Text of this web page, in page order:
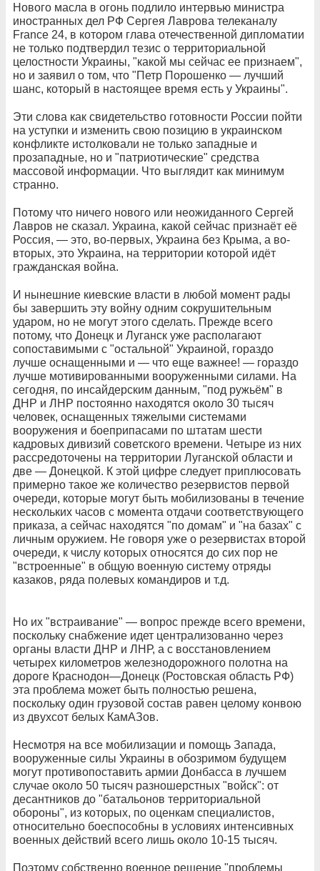
Нового масла в огонь подлило интервью министра
иностранных дел РФ Сергея Лаврова телеканалу
France 24, в котором глава отечественной дипломатии
не только подтвердил тезис о территориальной
целостности Украины, "какой мы сейчас ее признаем",
но и заявил о том, что "Петр Порошенко — лучший
шанс, который в настоящее время есть у Украины".
Эти слова как свидетельство готовности России пойти
на уступки и изменить свою позицию в украинском
конфликте истолковали не только западные и
прозападные, но и "патриотические" средства
массовой информации. Что выглядит как минимум
странно.
Потому что ничего нового или неожиданного Сергей
Лавров не сказал. Украина, какой сейчас признаёт её
Россия, — это, во-первых, Украина без Крыма, а во-
вторых, это Украина, на территории которой идёт
гражданская война.
И нынешние киевские власти в любой момент рады
бы завершить эту войну одним сокрушительным
ударом, но не могут этого сделать. Прежде всего
потому, что Донецк и Луганск уже располагают
сопоставимыми с "остальной" Украиной, гораздо
лучше оснащенными и — что еще важнее! — гораздо
лучше мотивированными вооруженными силами. На
сегодня, по инсайдерским данным, "под ружьём" в
ДНР и ЛНР постоянно находятся около 30 тысяч
человек, оснащенных тяжелыми системами
вооружения и боеприпасами по штатам шести
кадровых дивизий советского времени. Четыре из них
рассредоточены на территории Луганской области и
две — Донецкой. К этой цифре следует приплюсовать
примерно такое же количество резервистов первой
очереди, которые могут быть мобилизованы в течение
нескольких часов с момента отдачи соответствующего
приказа, а сейчас находятся "по домам" и "на базах" с
личным оружием. Не говоря уже о резервистах второй
очереди, к числу которых относятся до сих пор не
"встроенные" в общую военную систему отряды
казаков, ряда полевых командиров и т.д.
Но их "встраивание" — вопрос прежде всего времени,
поскольку снабжение идет централизованно через
органы власти ДНР и ЛНР, а с восстановлением
четырех километров железнодорожного полотна на
дороге Краснодон—Донецк (Ростовская область РФ)
эта проблема может быть полностью решена,
поскольку один грузовой состав равен целому конвою
из двухсот белых КамАЗов.
Несмотря на все мобилизации и помощь Запада,
вооруженные силы Украины в обозримом будущем
могут противопоставить армии Донбасса в лучшем
случае около 50 тысяч разношерстных "войск": от
десантников до "батальонов территориальной
обороны", из которых, по оценкам специалистов,
относительно боеспособны в условиях интенсивных
военных действий всего лишь около 10-15 тысяч.
Поэтому собственно военное решение "проблемы